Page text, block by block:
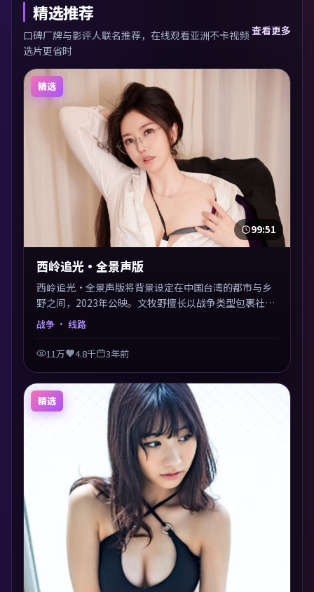
精选推荐
口碑厂牌与影评人联名推荐，在线观看亚洲不卡视频
选片更省时
查看更多
精选
99:51
西岭追光·全景声版
西岭追光·全景声版将背景设定在中国台湾的都市与乡
野之间，2023年公映。文牧野擅长以战争类型包裹社会
议题，节奏张弛有度，留白处耐人寻味。剪辑利落，悬
念钩子分布均匀，适合一口气看完。
战争 · 线路
11万 4.8千 3年前
精选